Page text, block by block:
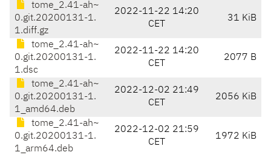
tome_2.41-ah~
0.git.20200131-1.
1.diff.gz
2022-11-22 14:20
CET
31 KiB
tome_2.41-ah~
0.git.20200131-1.
1.dsc
2022-11-22 14:20
CET
2077 B
tome_2.41-ah~
0.git.20200131-1.
1_amd64.deb
2022-12-02 21:49
CET
2056 KiB
tome_2.41-ah~
0.git.20200131-1.
1_arm64.deb
2022-12-02 21:59
CET
1972 KiB